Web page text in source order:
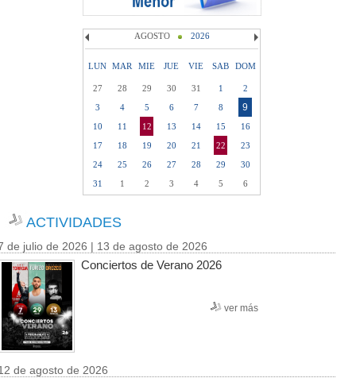
AGOSTO 2026
LUN MAR MIE JUE VIE SAB DOM
27 28 29 30 31 1
2
3
4 5 6 7 8 9
10 11 12 13 14 15
16
17
18 19 20 21 22
23
24
25 26 27 28 29
30
31
1 2 3 4 5 6
ACTIVIDADES
de julio de 2026 | 13 de agosto de 2026
Conciertos de Verano 2026
ver más
de agosto de 2026